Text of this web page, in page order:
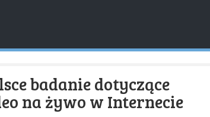
badanie dotyczące
na żywo w Internecie